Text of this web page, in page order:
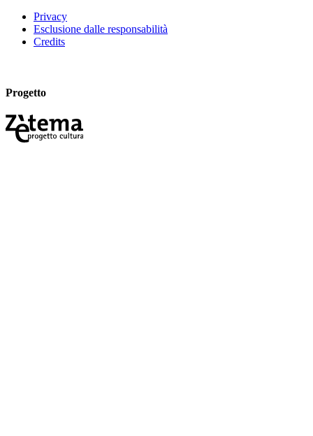
Privacy
Esclusione dalle responsabilità
Credits
Progetto